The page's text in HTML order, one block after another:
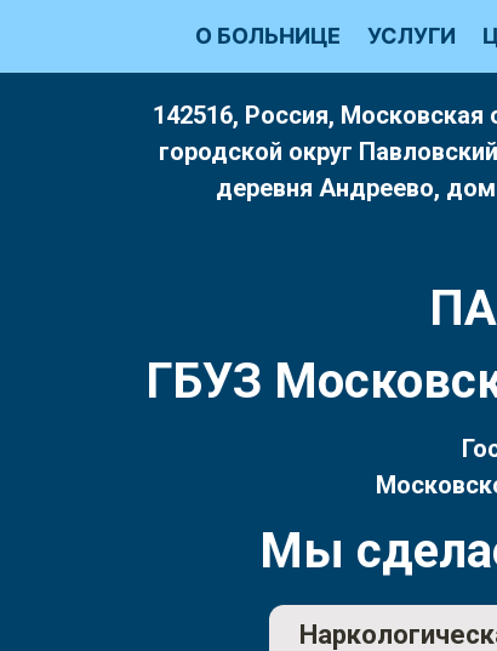
содержимому
О БОЛЬНИЦЕ УСЛУГИ
142516, Россия, Московская
городской округ
деревня Андреево,
ГБУЗ
Мы